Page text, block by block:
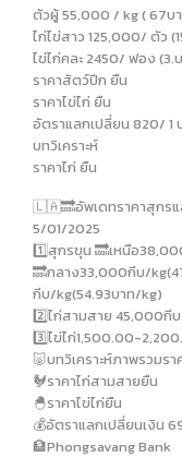
ตัวผู้ 55,000 / kg ( 67บ
ไก่ไข่สาว 125,000/ ตัว
ไข่ไก่คละ 2450/ ฟอง (3.
ราคาสัตว์ปีก ยืน
ราคาไข่ไก่ ยืน
อัตราแลกเปลี่ยน 820/ 1
บทวิเคราะห์
ราคาไก่ ยืน
🇱🇦🔜อัพเดทราคาสุกรแ
5/01/2025
1️⃣สุกรขุน 🔜เหนือ
🔜กลาง33,000กีบ/
กีบ/kg(54.93บาท/kg)
2️⃣ไก่สามสาย 45,000กี
3️⃣ไข่ไก่1,500.00-
🐷บทวิเคราะห์ภาพรวมร
🐓ราคาไก่สามสายยืน
🐣ราคาไข่ไก่ยืน
💰อัตราแลกเปลี่ยนเงิน
🏦Phongsavang Bank